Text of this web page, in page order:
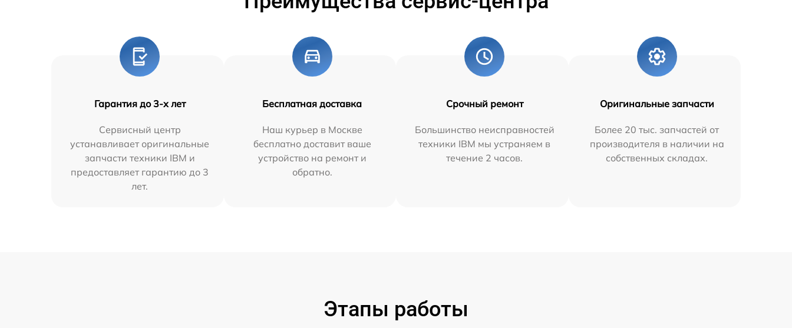
Гарантия до 3-х лет
Сервисный центр
устанавливает оригинальные
запчасти техники IBM и
предоставляет гарантию до 3
лет.
Бесплатная доставка
Наш курьер в Москве
бесплатно доставит ваше
устройство на ремонт и
обратно.
Срочный ремонт
Большинство неисправностей
техники IBM мы устраняем в
течение 2 часов.
Оригинальные запчасти
Более 20 тыс. запчастей от
производителя в наличии на
собственных складах.
Этапы работы